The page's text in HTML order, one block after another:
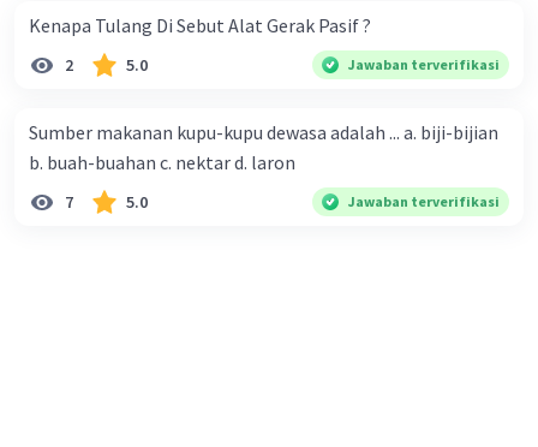
Kenapa Tulang Di Sebut Alat Gerak Pasif ?
2 5.0 Jawaban terverifikasi
Sumber makanan kupu-kupu dewasa adalah ... a. biji-bijian
b. buah-buahan c. nektar d. laron
7 5.0 Jawaban terverifikasi